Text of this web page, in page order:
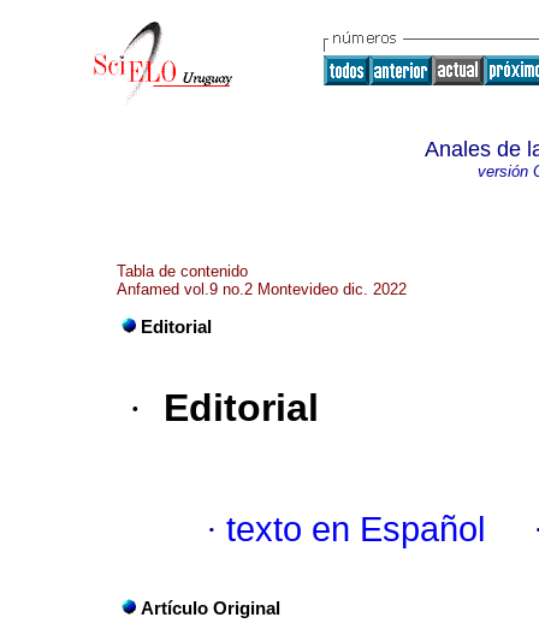
Anales de
versión
Tabla de contenido
Anfamed vol.9 no.2 Montevideo dic. 2022
Editorial
· Editorial
· texto en Español
Artículo Original